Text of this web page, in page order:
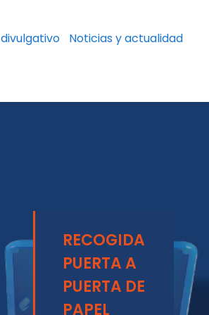
Noticias y actualidad
RECOGIDA
PUERTA A
PUERTA DE
PAPEL